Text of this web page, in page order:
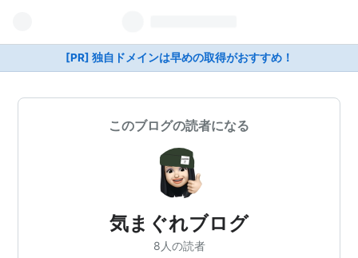
[PR] 独自ドメインは早めの取得がおすすめ！
このブログの読者になる
気まぐれブログ
8人の読者